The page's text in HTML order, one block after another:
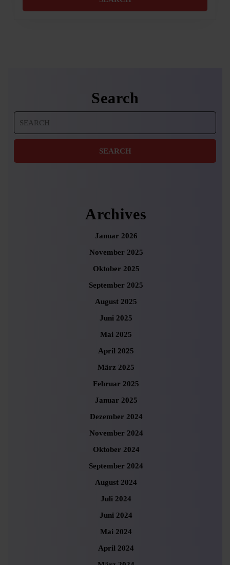
Search
for:
Archives
Januar 2026
November 2025
Oktober 2025
September 2025
August 2025
Juni 2025
Mai 2025
April 2025
März 2025
Februar 2025
Januar 2025
Dezember 2024
November 2024
Oktober 2024
September 2024
August 2024
Juli 2024
Juni 2024
Mai 2024
April 2024